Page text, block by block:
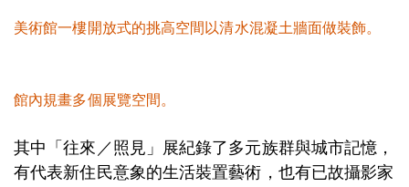
美術館一樓開放式的挑高空間以清水混凝土牆面做裝飾。
館內規畫多個展覽空間。
其中「往來／照見」展紀錄了多元族群與城市記憶，
有代表新住民意象的生活裝置藝術，也有已故攝影家